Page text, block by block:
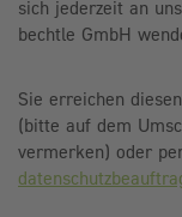
sich jederzeit an
bechtle GmbH
Sie erreichen
(bitte auf dem
vermerken) oder